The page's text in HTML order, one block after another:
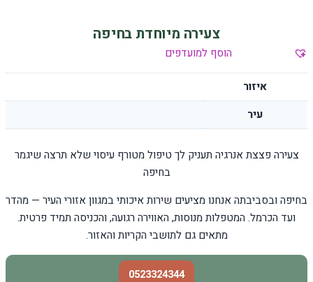
צעירה מיוחדת בחיפה
הוסף למועדפים
איזור
עיר
צעירה פצצת אנרגיה תעניק לך טיפול מטורף עיסוי שלא תרצה שיגמר
בחיפה
בחיפה ובסביבתה אנחנו מציעים שירות איכותי במגוון אזורי העיר — מהדר
ועד הכרמל. המטפלות מנוסות, האווירה רגועה, והכניסה תמיד פרטית.
מתאים גם לתושבי הקריות והאזור.
0523324344